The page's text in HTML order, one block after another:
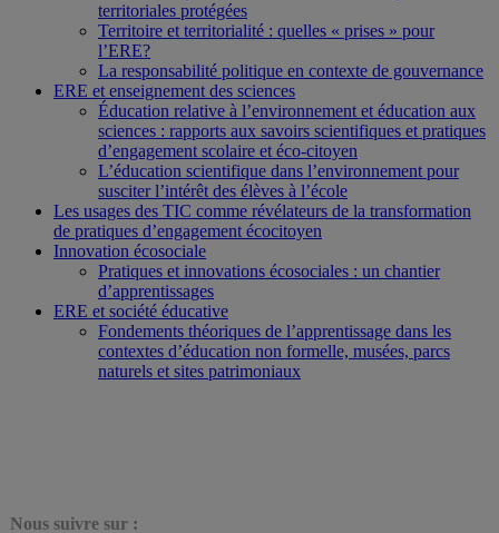
territoriales protégées
Territoire et territorialité : quelles « prises » pour
l’ERE?
La responsabilité politique en contexte de gouvernance
ERE et enseignement des sciences
Éducation relative à l’environnement et éducation aux
sciences : rapports aux savoirs scientifiques et pratiques
d’engagement scolaire et éco-citoyen
L’éducation scientifique dans l’environnement pour
susciter l’intérêt des élèves à l’école
Les usages des TIC comme révélateurs de la transformation
de pratiques d’engagement écocitoyen
Innovation écosociale
Pratiques et innovations écosociales : un chantier
d’apprentissages
ERE et société éducative
Fondements théoriques de l’apprentissage dans les
contextes d’éducation non formelle, musées, parcs
naturels et sites patrimoniaux
Nous suivre sur :